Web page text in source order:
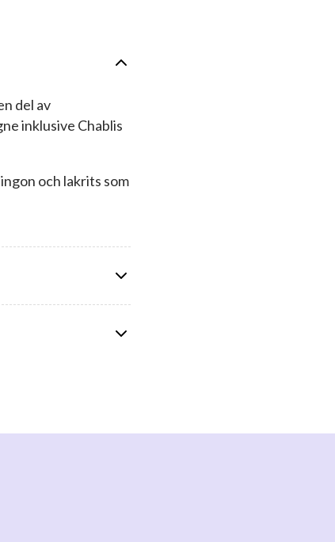
del av
inklusive Chablis
och lakrits som